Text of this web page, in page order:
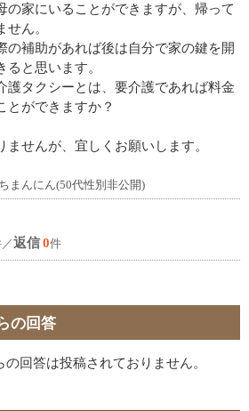
の家にいることができますが、帰って
せん。
の補助があれば後は自分で家の鍵を開
と思います。
護タクシーとは、要介護であれば料金
とができますか？
せんが、宜しくお願いします。
まんにん(50代性別非公開)
返信0件
の回答
回答は投稿されておりません。